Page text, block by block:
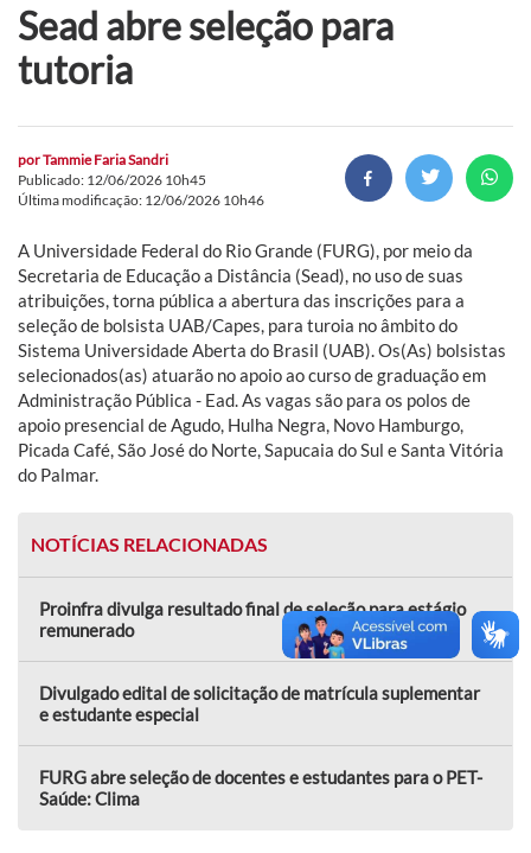
Sead abre seleção para
tutoria
porTammie Faria Sandri
Publicado: 12/06/2026 10h45
Última modificação: 12/06/2026 10h46
A Universidade Federal do Rio Grande (FURG), por meio da
Secretaria de Educação a Distância (Sead), no uso de suas
atribuições, torna pública a abertura das inscrições para a
seleção de bolsista UAB/Capes, para turoia no âmbito do
Sistema Universidade Aberta do Brasil (UAB). Os(As) bolsistas
selecionados(as) atuarão no apoio ao curso de graduação em
Administração Pública - Ead. As vagas são para os polos de
apoio presencial de Agudo, Hulha Negra, Novo Hamburgo,
Picada Café, São José do Norte, Sapucaia do Sul e Santa Vitória
do Palmar.
NOTÍCIAS RELACIONADAS
Proinfra divulga resultado final de seleção para estágio
remunerado
Divulgado edital de solicitação de matrícula suplementar
e estudante especial
FURG abre seleção de docentes e estudantes para o PET-
Saúde: Clima